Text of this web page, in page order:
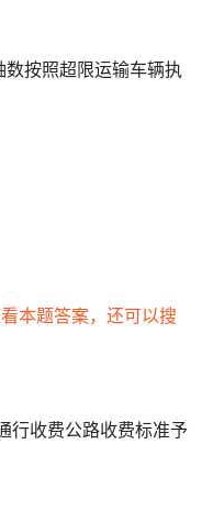
数按照超限运输车辆执
本题答案，还可以搜
行收费公路收费标准予